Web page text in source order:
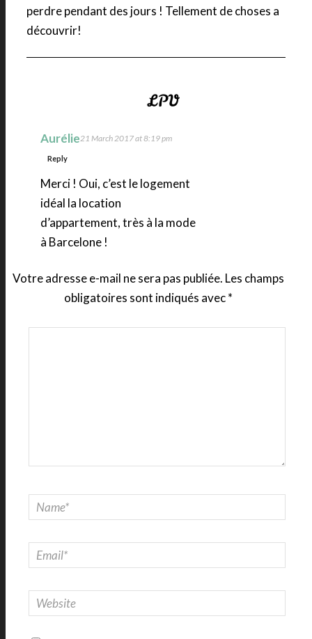
perdre pendant des jours ! Tellement de choses a
découvrir!
Aurélie21 March 2017 at 8:19 pm
Reply
Merci ! Oui, c’est le logement
idéal la location
d’appartement, très à la mode
à Barcelone !
Votre adresse e-mail ne sera pas publiée. Les champs
obligatoires sont indiqués avec*